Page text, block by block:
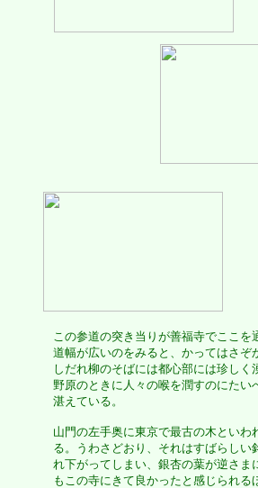
この参道の突き当りが善福寺でここ
道幅が広いのをみると、かってはさ
しだれ柳のそばには都心部には珍し
野原のときに人々の喉を潤すのにた
湛えている。
山門の左手奥に東京で最古の木とい
る。うわさどおり、それはすばらし
れ下がってしまい、銀杏の葉が逆さ
もこの寺にきて良かったと感じられ